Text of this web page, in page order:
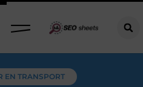
EN TRANSPORT